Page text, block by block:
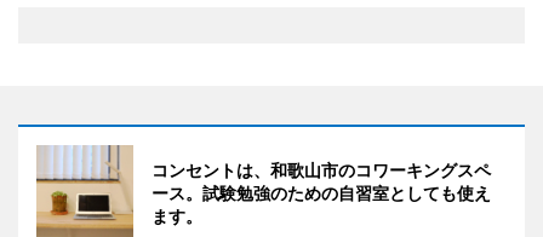
コンセントは、和歌山市のコワーキングスペ
ース。試験勉強のための自習室としても使え
ます。